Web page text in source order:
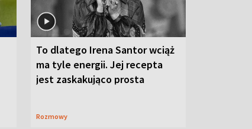
To dlatego Irena Santor wciąż
ma tyle energii. Jej recepta
jest zaskakująco prosta
Rozmowy